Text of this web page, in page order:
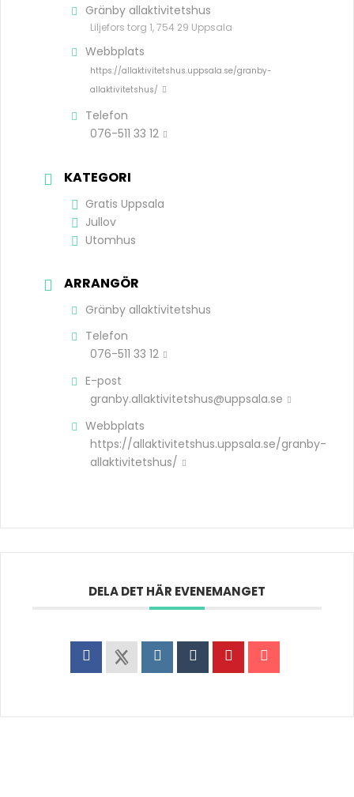
Gränby allaktivitetshus
Liljefors torg 1, 754 29 Uppsala
Webbplats
https://allaktivitetshus.uppsala.se/granby-
allaktivitetshus/
Telefon
076-511 33 12
KATEGORI
Gratis Uppsala
Jullov
Utomhus
ARRANGÖR
Gränby allaktivitetshus
Telefon
076-511 33 12
E-post
granby.allaktivitetshus@uppsala.se
Webbplats
https://allaktivitetshus.uppsala.se/granby-
allaktivitetshus/
DELA DET HÄR EVENEMANGET